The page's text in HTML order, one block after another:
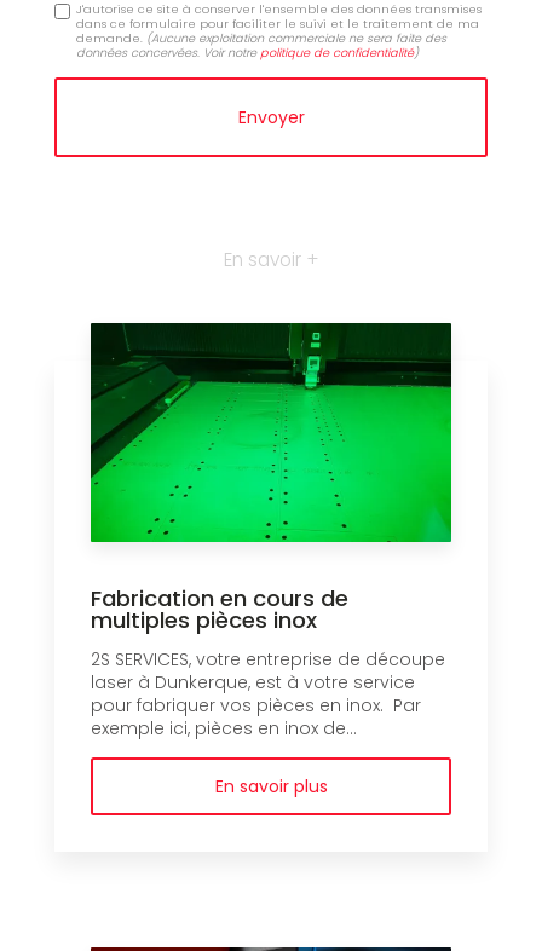
J'autorise ce site à conserver l'ensemble des données transmises
dans ce formulaire pour faciliter le suivi et le traitement de ma
demande. (Aucune exploitation commerciale ne sera faite des
données concervées. Voir notrepolitique de confidentialité)
En savoir +
Fabrication en cours de
multiples pièces inox
2S SERVICES, votre entreprise de découpe
laser à Dunkerque, est à votre service
pour fabriquer vos pièces en inox. Par
exemple ici, pièces en inox de...
En savoir plus